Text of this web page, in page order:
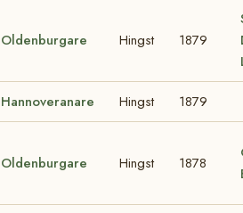
Oldenburgare Hingst 1879
Hannoveranare Hingst 1879
Oldenburgare Hingst 1878